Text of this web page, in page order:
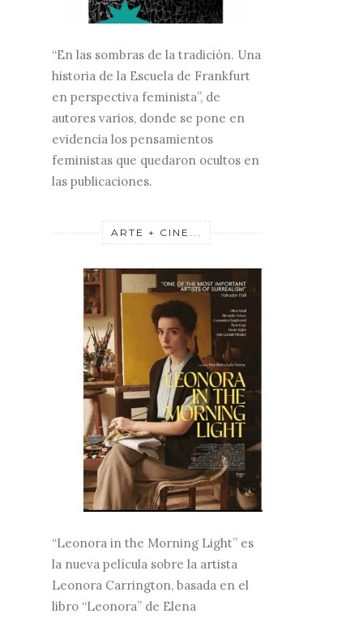
“En las sombras de la tradición. Una
historia de la Escuela de Frankfurt
en perspectiva feminista”, de
autores varios, donde se pone en
evidencia los pensamientos
feministas que quedaron ocultos en
las publicaciones.
ARTE + CINE...
“Leonora in the Morning Light” es
la nueva película sobre la artista
Leonora Carrington, basada en el
libro “Leonora” de Elena